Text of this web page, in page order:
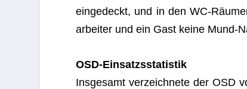
ein­ge­deckt, und in den WC-
ar­bei­ter und ein Gast keine Mund-
OSD-Ein­satzs­sta­tis­tik
Ins­ge­samt ver­zeich­nete der OSD